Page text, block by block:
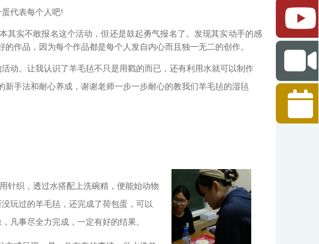
代表每个人吧!
其实不敢报名这个活动，但还是鼓起勇气报名了。发现其实动手的感
作品，因为每个作品都是每个人发自内心而且独一无二的创作。
动。让我认识了羊毛毡不只是用戳的而已，还有利用水就可以制作
新手法和耐心养成，谢谢老师一步一步耐心的教我们羊毛毡的湿毡
织，透过水搭配上洗碗精，便能始动物
玩过的羊毛毡，还完成了荷包蛋，可以
凡事尽全力完成，一定有好的结果。